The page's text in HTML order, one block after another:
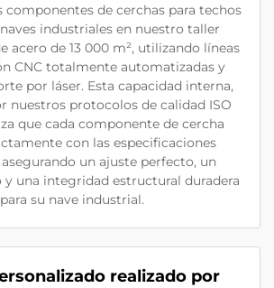
componentes de cerchas para techos
industriales en nuestro taller
acero de 13 000 m², utilizando líneas
CNC totalmente automatizadas y
por láser. Esta capacidad interna,
nuestros protocolos de calidad ISO
que cada componente de cercha
con las especificaciones
un ajuste perfecto, un
y una integridad estructural duradera
para su nave industrial.
realizado por